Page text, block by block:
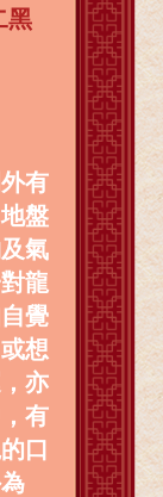
黑
有
盤
氣
龍
覺
想
亦
有
口